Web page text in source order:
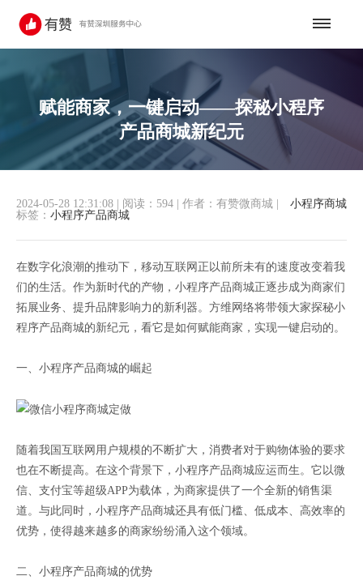
赋能商家，一键启动——探秘小程序
产品商城新纪元
小程序商城
2024-05-28 12:31:08 阅读：594 作者：有赞微商城
标签： 小程序产品商城
在数字化浪潮的推动下，移动互联网正以前所未有的速度改变着我
们的生活。作为新时代的产物，小程序产品商城正逐步成为商家们
拓展业务、提升品牌影响力的新利器。方维网络将带领大家探秘小
程序产品商城的新纪元，看它是如何赋能商家，实现一键启动的。
一、小程序产品商城的崛起
随着我国互联网用户规模的不断扩大，消费者对于购物体验的要求
也在不断提高。在这个背景下，小程序产品商城应运而生。它以微
信、支付宝等超级APP为载体，为商家提供了一个全新的销售渠
道。与此同时，小程序产品商城还具有低门槛、低成本、高效率的
优势，使得越来越多的商家纷纷涌入这个领域。
二、小程序产品商城的优势